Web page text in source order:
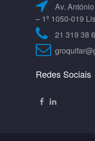
Av.
– 1º 1050-019
21 319 38
Redes Sociais